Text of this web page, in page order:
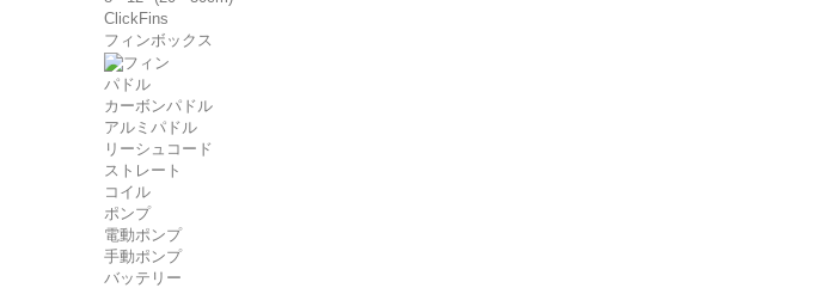
ClickFins
フィンボックス
パドル
カーボンパドル
アルミパドル
リーシュコード
ストレート
コイル
ポンプ
電動ポンプ
手動ポンプ
バッテリー